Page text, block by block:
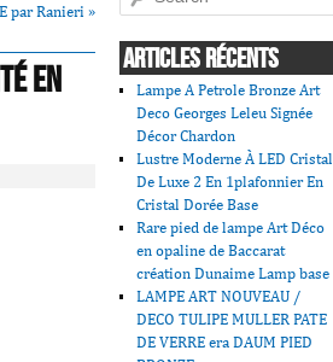
par Ranieri »
en
ARTICLES RÉCENTS
Lampe A Petrole Bronze Art
Deco Georges Leleu Signée
Décor Chardon
Lustre Moderne À LED Cristal
De Luxe 2 En 1plafonnier En
Cristal Dorée Base
Rare pied de lampe Art Déco
en opaline de Baccarat
création Dunaime Lamp base
LAMPE ART NOUVEAU /
DECO TULIPE MULLER PATE
DE VERRE era DAUM PIED